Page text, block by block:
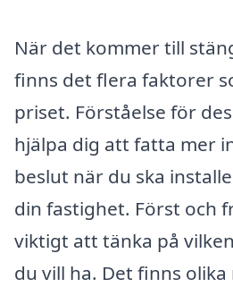
När det kommer till
finns det flera faktorer
priset. Förståelse för
hjälpa dig att fatta mer
beslut när du ska
din fastighet. Först och
viktigt att tänka på
du vill ha. Det finns